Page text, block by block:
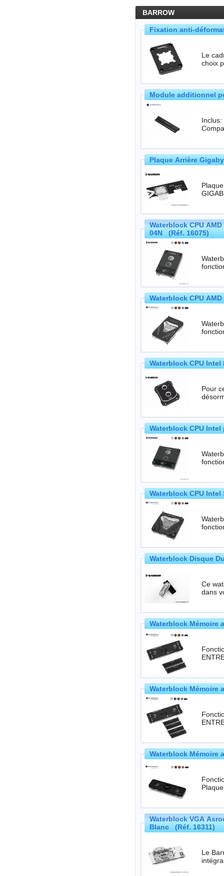
BARROW
Fixation anti-
Le
choix
Module additionnel
Inclus:
Plaque Arrière
Plaque
Waterblock CPU
04N (Réf. 16075)
Waterblock CPU
Waterblock CPU
Pour
Waterblock CPU Intel
Waterblock CPU Intel
Waterblock Disque
Ce
dans
Waterblock Mémoire
Waterblock Mémoire
Waterblock Mémoire
Waterblock VGA
Blanc (Réf. 16311)
Le